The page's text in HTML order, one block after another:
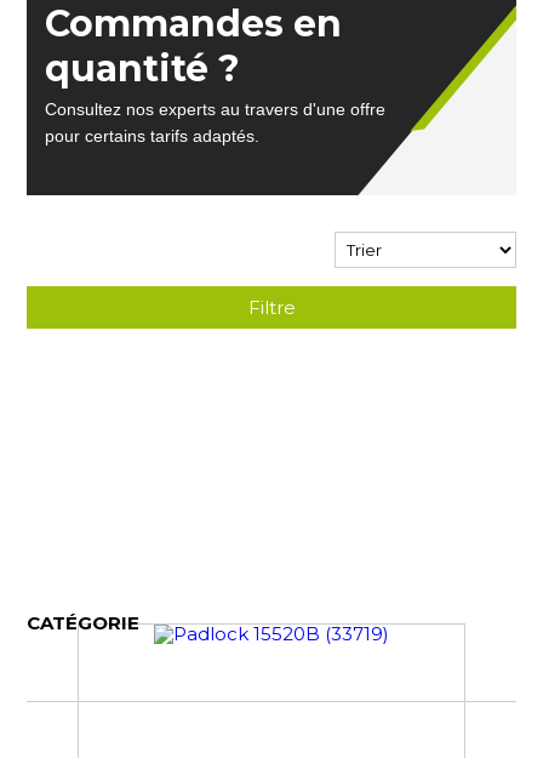
Commandes en
quantité ?
Consultez nos experts au travers d'une offre
pour certains tarifs adaptés.
Filtre
CATÉGORIE